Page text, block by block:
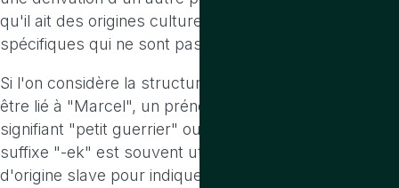
qu'il ait des origines culturelles ou régionales
spécifiques qui ne sont pas largement connues.
Si l'on considère la structure du prénom, il pourrait
être lié à "Marcel", un prénom d'origine latine
signifiant "petit guerrier" ou "jeune homme". Le
suffixe "-ek" est souvent utilisé dans les prénoms
d'origine slave pour indiquer une forme diminutive ou